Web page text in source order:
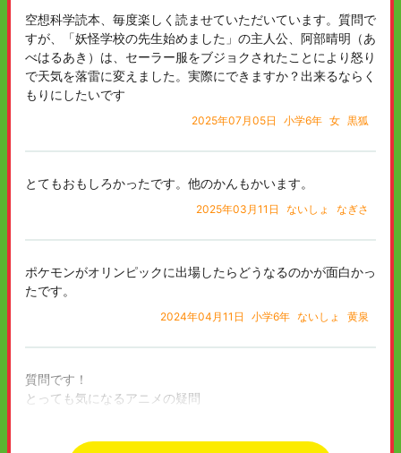
空想科学読本、毎度楽しく読ませていただいています。質問で
すが、「妖怪学校の先生始めました」の主人公、阿部晴明（あ
べはるあき）は、セーラー服をブジョクされたことにより怒り
で天気を落雷に変えました。実際にできますか？出来るならく
もりにしたいです
2025年07月05日 小学6年 女 黒狐
とてもおもしろかったです。他のかんもかいます。
2025年03月11日 ないしょ なぎさ
ポケモンがオリンピックに出場したらどうなるのかが面白かっ
たです。
2024年04月11日 小学6年 ないしょ 黄泉
質問です！
とっても気になるアニメの疑問